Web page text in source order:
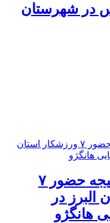
در شهرستان
۲ مدال برنز نتیجه حضور ۷
البرز در
هانگژو